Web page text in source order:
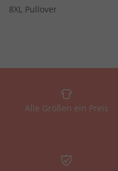
8XL Pullover
Alle Größen ein Preis